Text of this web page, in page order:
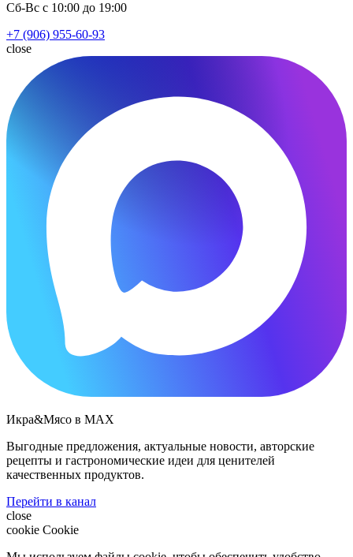
Сб-Вс с 10:00 до 19:00
+7 (906) 955-60-93
close
Икра&Мясо в МАХ
Выгодные предложения, актуальные новости, авторские
рецепты и гастрономические идеи для ценителей
качественных продуктов.
Перейти в канал
close
cookie Cookie